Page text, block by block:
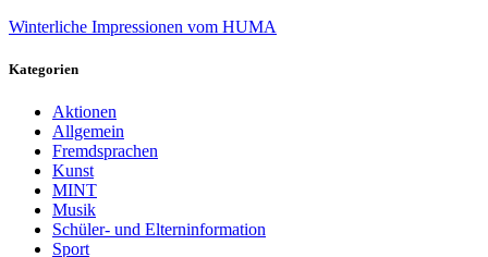
Winterliche Impressionen vom HUMA
Kategorien
Aktionen
Allgemein
Fremdsprachen
Kunst
MINT
Musik
Schüler- und Elterninformation
Sport